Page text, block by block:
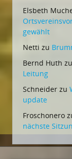
Elsbeth
gewählt
Netti zu
Bernd Huth zu
Leitung
Schneider zu
update
Froschonero
nächste